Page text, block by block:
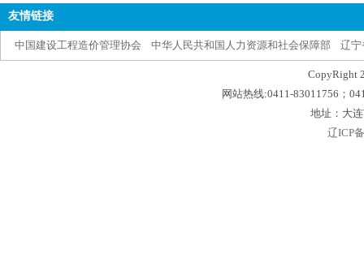
友情链接
中国建设工程造价管理协会 中华人民共和国人力资源和社会保障部 辽宁
CopyRight
网站热线:0411-83011756；
地址：大
辽ICP